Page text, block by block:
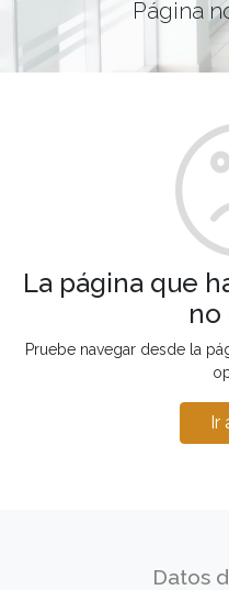
Página
La página que
no
Pruebe navegar desde la
Ir
Datos